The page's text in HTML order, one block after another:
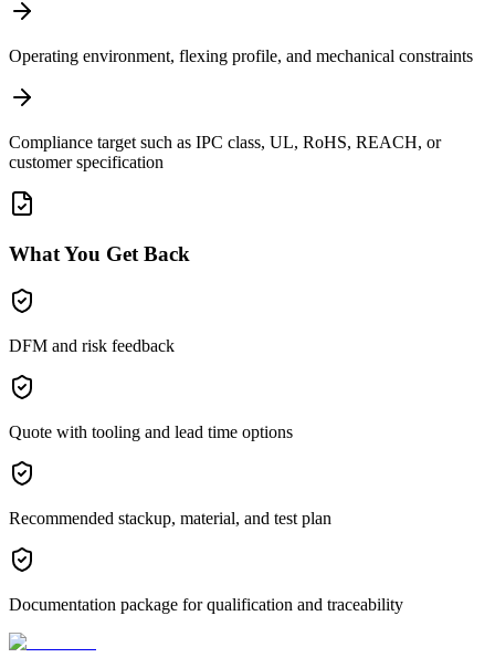
Operating environment, flexing profile, and mechanical constraints
Compliance target such as IPC class, UL, RoHS, REACH, or
customer specification
What You Get Back
DFM and risk feedback
Quote with tooling and lead time options
Recommended stackup, material, and test plan
Documentation package for qualification and traceability